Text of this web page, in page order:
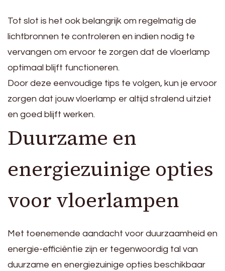
Tot slot is het ook belangrijk om regelmatig de
lichtbronnen te controleren en indien nodig te
vervangen om ervoor te zorgen dat de vloerlamp
optimaal blijft functioneren.
Door deze eenvoudige tips te volgen, kun je ervoor
zorgen dat jouw vloerlamp er altijd stralend uitziet
en goed blijft werken.
Duurzame en
energiezuinige opties
voor vloerlampen
Met toenemende aandacht voor duurzaamheid en
energie-efficiëntie zijn er tegenwoordig tal van
duurzame en energiezuinige opties beschikbaar